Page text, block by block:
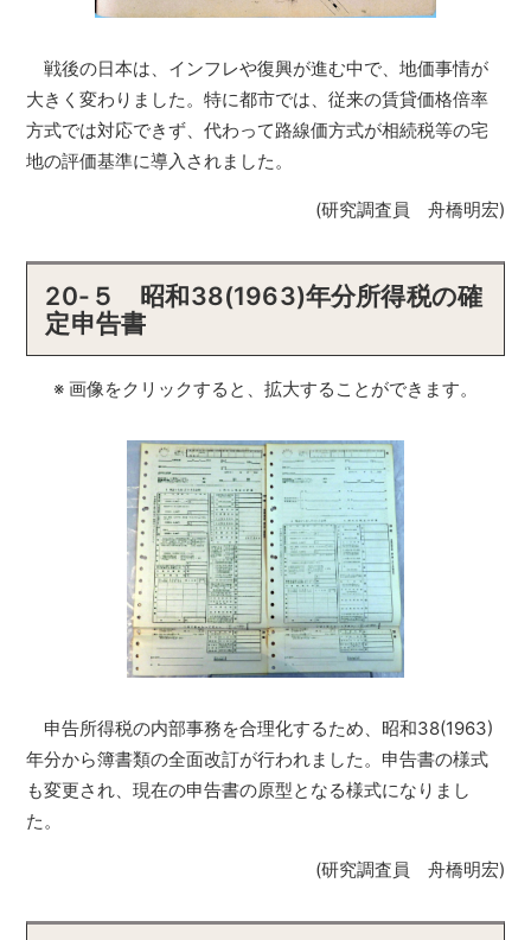
戦後の日本は、インフレや復興が進む中で、地価事情が
大きく変わりました。特に都市では、従来の賃貸価格倍率
方式では対応できず、代わって路線価方式が相続税等の宅
地の評価基準に導入されました。
(研究調査員 舟橋明宏)
20-５ 昭和38(1963)年分所得税の確
定申告書
※ 画像をクリックすると、拡大することができます。
申告所得税の内部事務を合理化するため、昭和38(1963)
年分から簿書類の全面改訂が行われました。申告書の様式
も変更され、現在の申告書の原型となる様式になりまし
た。
(研究調査員 舟橋明宏)